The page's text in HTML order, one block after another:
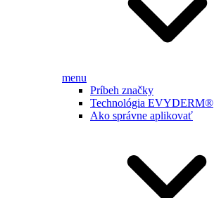
menu
Príbeh značky
Technológia EVYDERM®
Ako správne aplikovať